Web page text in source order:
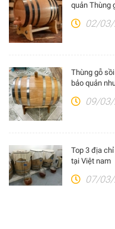
quản Thùng
02/
Thùng gỗ
bảo quản
09/
Top 3 địa
tại Việt nam
07/